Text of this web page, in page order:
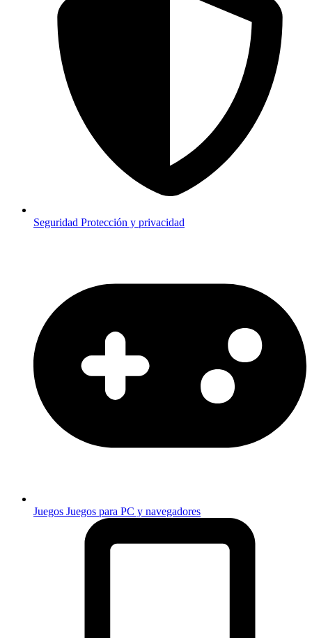
Seguridad Protección y privacidad
Juegos Juegos para PC y navegadores